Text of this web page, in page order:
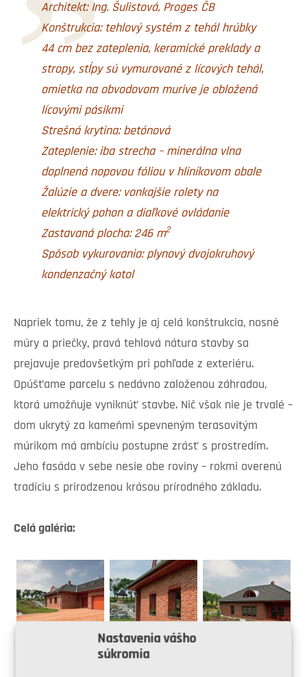
Nastavenia vášho
súkromia
Architekt: Ing. Šulistová, Proges ČB
Konštrukcia: tehlový systém z tehál hrúbky
44 cm bez zateplenia, keramické preklady a
stropy, stĺpy sú vymurované z lícových tehál,
omietka na obvodovom murive je obložená
lícovými pásikmi
Strešná krytina: betónová
Zateplenie: iba strecha – minerálna vlna
doplnená nopovou fóliou v hliníkovom obale
Žalúzie a dvere: vonkajšie rolety na
elektrický pohon a diaľkové ovládanie
Zastavaná plocha: 246 m2
Spôsob vykurovania: plynový dvojokruhový
kondenzačný kotol
Napriek tomu, že z tehly je aj celá konštrukcia, nosné
múry a priečky, pravá tehlová nátura stavby sa
prejavuje predovšetkým pri pohľade z exteriéru.
Opúšťame parcelu s nedávno založenou záhradou,
ktorá umožňuje vyniknúť stavbe. Nič však nie je trvalé –
dom ukrytý za kameňmi spevneným terasovitým
múrikom má ambíciu postupne zrásť s prostredím.
Jeho fasáda v sebe nesie obe roviny – rokmi overenú
tradíciu s prirodzenou krásou prírodného základu.
Celá galéria: